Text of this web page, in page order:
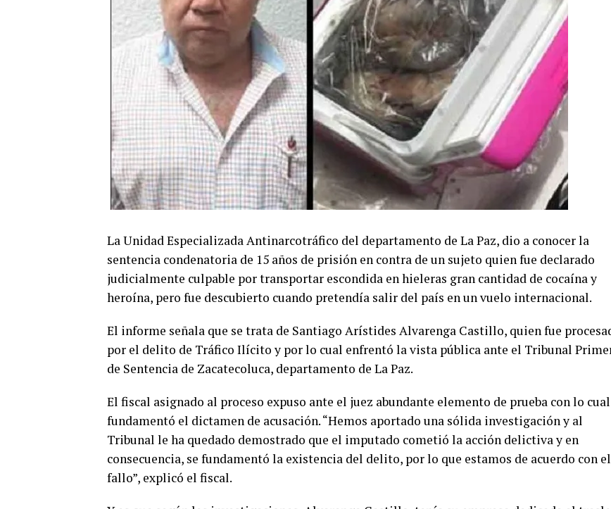
La Unidad Especializada Antinarcotráfico del departamento de La Paz, dio a conocer la
sentencia condenatoria de 15 años de prisión en contra de un sujeto quien fue declarado
judicialmente culpable por transportar escondida en hieleras gran cantidad de cocaína y
heroína, pero fue descubierto cuando pretendía salir del país en un vuelo internacional.
El informe señala que se trata de Santiago Arístides Alvarenga Castillo, quien fue
por el delito de Tráfico Ilícito y por lo cual enfrentó la vista pública ante el Tribunal
de Sentencia de Zacatecoluca, departamento de La Paz.
El fiscal asignado al proceso expuso ante el juez abundante elemento de prueba con lo cual
fundamentó el dictamen de acusación. “Hemos aportado una sólida investigación y al
Tribunal le ha quedado demostrado que el imputado cometió la acción delictiva y en
consecuencia, se fundamentó la existencia del delito, por lo que estamos de acuerdo con el
fallo”, explicó el fiscal.